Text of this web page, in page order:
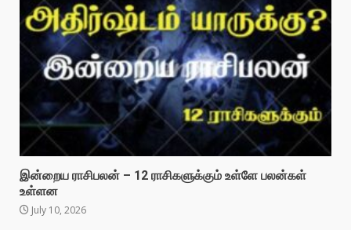
இன்றைய ராசிபலன் – 12 ராசிகளுக்கும் உள்ளே பலன்கள்
உள்ளன
July 10, 2026